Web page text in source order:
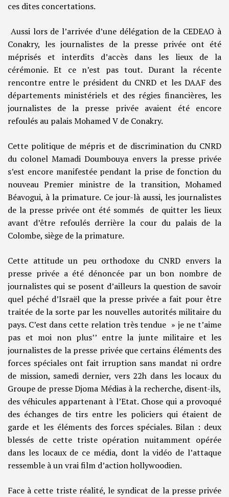
ces dites concertations.
Aussi lors de l’arrivée d’une délégation de la CEDEAO à
Conakry, les journalistes de la presse privée ont été
méprisés et interdits d’accès dans les lieux de la
cérémonie. Et ce n’est pas tout. Durant la récente
rencontre entre le président du CNRD et les DAAF des
départements ministériels et des régies financières, les
journalistes de la presse privée avaient été encore
refoulés au palais Mohamed V de Conakry.
Cette politique de mépris et de discrimination du CNRD
du colonel Mamadi Doumbouya envers la presse privée
s’est encore manifestée pendant la prise de fonction du
nouveau Premier ministre de la transition, Mohamed
Béavogui, à la primature. Ce jour-là aussi, les journalistes
de la presse privée ont été sommés de quitter les lieux
avant d’être refoulés derrière la cour du palais de la
Colombe, siège de la primature.
Cette attitude un peu orthodoxe du CNRD envers la
presse privée a été dénoncée par un bon nombre de
journalistes qui se posent d’ailleurs la question de savoir
quel péché d’Israël que la presse privée a fait pour être
traitée de la sorte par les nouvelles autorités militaire du
pays. C’est dans cette relation très tendue » je ne t’aime
pas et moi non plus’’ entre la junte militaire et les
journalistes de la presse privée que certains éléments des
forces spéciales ont fait irruption sans mandat ni ordre
de mission, samedi dernier, vers 22h dans les locaux du
Groupe de presse Djoma Médias à la recherche, disent-ils,
des véhicules appartenant à l’Etat. Chose qui a provoqué
des échanges de tirs entre les policiers qui étaient de
garde et les éléments des forces spéciales. Bilan : deux
blessés de cette triste opération nuitamment opérée
dans les locaux de ce média, dont la vidéo de l’attaque
ressemble à un vrai film d’action hollywoodien.
Face à cette triste réalité, le syndicat de la presse privée